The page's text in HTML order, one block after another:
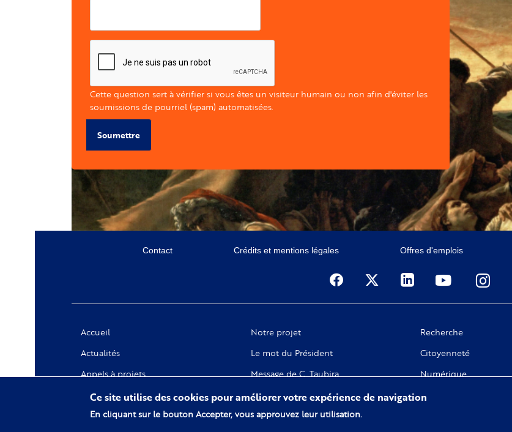
Cette question sert à vérifier si vous êtes un visiteur humain ou non afin d'éviter les
soumissions de pourriel (spam) automatisées.
Soumettre
Contact Crédits et mentions légales Offres d'emplois
Accueil
Actualités
Appels à projets
Notre projet
Le mot du Président
Message de C. Taubira
Notre gouvernance
Collectivités fondatrices
Recherche
Citoyenneté
Numérique
Ce site utilise des cookies pour améliorer votre expérience de navigation
En cliquant sur le bouton Accepter, vous approuvez leur utilisation.